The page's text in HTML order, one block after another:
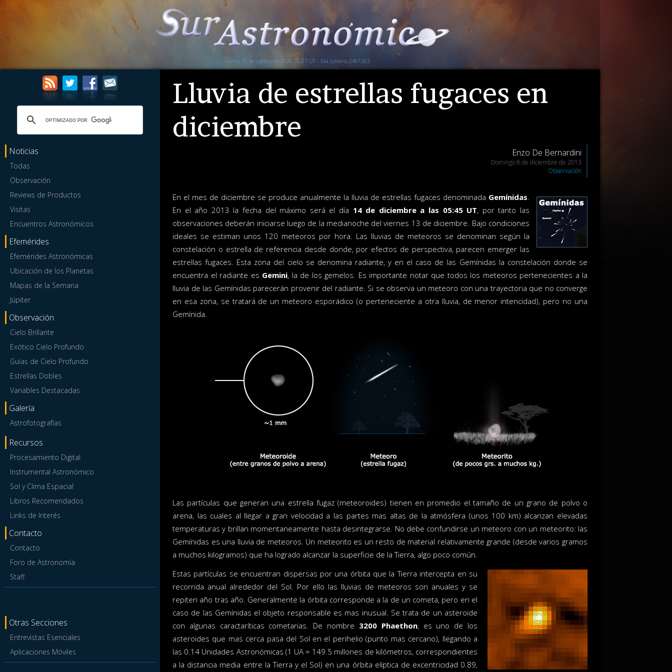
Lunes 10 de agosto de 2026 05:27 UT - Día Juliano 2461263
Noticias
Todas
Observación
Reviews de Productos
Visitas
Encuentros Astronómicos
Efemérides
Efemérides Astronómicas
Ubicación de los Planetas
Mapas de la Semana
Júpiter
Observación
Cielo Brillante
Exótico Cielo Profundo
Guías de Cielo Profundo
Estrellas Dobles
Variables Destacadas
Galería
Astrofotografías
Recursos
Procesamiento Digital
Instrumental Astronómico
Sol y Clima Espacial
Libros Recomendados
Links de Interés
Contacto
Contacto
Foro de Astronomía
Staff
Otras Secciones
Entrevistas Esenciales
Aplicaciones Móviles
Lluvia de estrellas fugaces en
diciembre
Enzo De Bernardini
Domingo 8 de diciembre de 2013
Observación
En el mes de diciembre se produce anualmente la lluvia de estrellas fugaces denominada Gemínidas.
En el año 2013 la fecha del máximo será el día 14 de diciembre a las 05:45 UT, por tanto las
observaciones deberán iniciarse luego de la medianoche del viernes 13 de diciembre. Bajo condiciones
ideales se estiman unos 120 meteoros por hora. Las lluvias de meteoros se denominan según la
constelación o estrella de referencia desde donde, por efectos de perspectiva, parecen emerger las
estrellas fugaces. Esta zona del cielo se denomina radiante, y en el caso de las Gemínidas la constelación donde se
encuentra el radiante es Gemini, la de los gemelos. Es importante notar que todos los meteoros pertenecientes a la
lluvia de las Gemínidas parecerán provenir del radiante. Si se observa un meteoro con una trayectoria que no converge
en esa zona, se tratará de un meteoro esporádico (o perteneciente a otra lluvia, de menor intencidad), pero no una
Gemínida.
Las partículas que generan una estrella fugaz (meteoroides) tienen en promedio el tamaño de un grano de polvo o
arena, las cuales al llegar a gran velocidad a las partes mas altas de la atmósfera (unos 100 km) alcanzan elevadas
temperaturas y brillan momentaneamente hasta desintegrarse. No debe confundirse un meteoro con un meteorito: las
Gemínidas es una lluvia de meteoros. Un meteorito es un resto de material relativamente grande (desde varios gramos
a muchos kilogramos) que ha logrado alcanzar la superficie de la Tierra, algo poco común.
Estas partículas se encuentran dispersas por una órbita que la Tierra intercepta en su
recorrida anual alrededor del Sol. Por ello las lluvias de meteoros son anuales y se
repiten año tras año. Generalmente la órbita corresponde a la de un cometa, pero en el
caso de las Gemínidas el objeto responsable es mas inusual. Se trata de un asteroide
con algunas caractaríticas cometarias. De nombre 3200 Phaethon, es uno de los
asteroides que mas cerca pasa del Sol en el perihelio (punto mas cercano), llegando a
las 0.14 Unidades Astronómicas (1 UA = 149.5 millones de kilómetros, correspondientes
a la distancia media entre la Tierra y el Sol) en una órbita elíptica de excentricidad 0.89,